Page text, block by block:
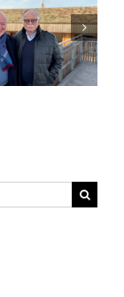
Ministerpräsident
Wüst legt Grundstein
für innovatives
Gründerzentrum im
Brainergy Park Jülich